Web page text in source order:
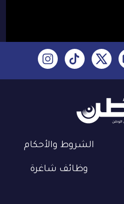
الشروط والأحكام
وظائف شاغرة